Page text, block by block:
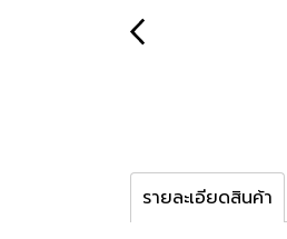
รายละเอียดสินค้า